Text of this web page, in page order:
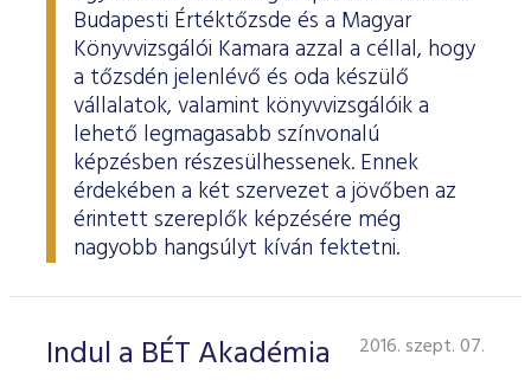
Budapesti Értéktőzsde és a Magyar
Könyvvizsgálói Kamara azzal a céllal, hogy
a tőzsdén jelenlévő és oda készülő
vállalatok, valamint könyvvizsgálóik a
lehető legmagasabb színvonalú
képzésben részesülhessenek. Ennek
érdekében a két szervezet a jövőben az
érintett szereplők képzésére még
nagyobb hangsúlyt kíván fektetni.
Indul a BÉT Akadémia 2016. szept. 07.